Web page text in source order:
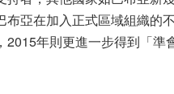
亞在加入正式區域組織的
年則更進一步得到「準